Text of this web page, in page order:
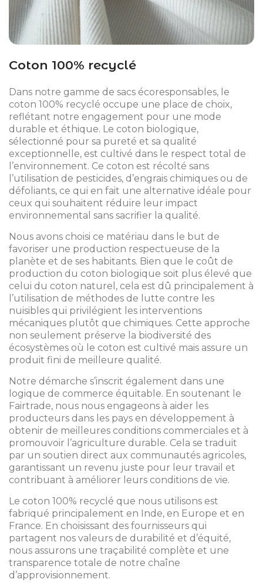
Coton 100% recyclé
Dans notre gamme de sacs écoresponsables, le
coton 100% recyclé occupe une place de choix,
reflétant notre engagement pour une mode
durable et éthique. Le coton biologique,
sélectionné pour sa pureté et sa qualité
exceptionnelle, est cultivé dans le respect total de
l’environnement. Ce coton est récolté sans
l’utilisation de pesticides, d’engrais chimiques ou de
défoliants, ce qui en fait une alternative idéale pour
ceux qui souhaitent réduire leur impact
environnemental sans sacrifier la qualité.
Nous avons choisi ce matériau dans le but de
favoriser une production respectueuse de la
planète et de ses habitants. Bien que le coût de
production du coton biologique soit plus élevé que
celui du coton naturel, cela est dû principalement à
l’utilisation de méthodes de lutte contre les
nuisibles qui privilégient les interventions
mécaniques plutôt que chimiques. Cette approche
non seulement préserve la biodiversité des
écosystèmes où le coton est cultivé mais assure un
produit fini de meilleure qualité.
Notre démarche s’inscrit également dans une
logique de commerce équitable. En soutenant le
Fairtrade, nous nous engageons à aider les
producteurs dans les pays en développement à
obtenir de meilleures conditions commerciales et à
promouvoir l’agriculture durable. Cela se traduit
par un soutien direct aux communautés agricoles,
garantissant un revenu juste pour leur travail et
contribuant à améliorer leurs conditions de vie.
Le coton 100% recyclé que nous utilisons est
fabriqué principalement en Inde, en Europe et en
France. En choisissant des fournisseurs qui
partagent nos valeurs de durabilité et d’équité,
nous assurons une traçabilité complète et une
transparence totale de notre chaîne
d’approvisionnement.